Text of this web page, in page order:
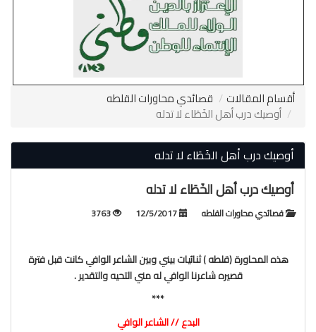
أقسام المقالات قصائدي محاورات القلطه
أوصيك درب أهل الخَطَاء لا تدله
أوصيك درب أهل الخَطَاء لا تدله
أوصيك درب أهل الخَطَاء لا تدله
قصائدي محاورات القلطه 3763
هذه المحاورة (قلطه ) ثنائيات بيني وبين الشاعر الوافي كانت قبل فترة
قصيره شاعرنا الوافي له مني التحيه والتقدير .
***
البدع // الشاعر الوافي